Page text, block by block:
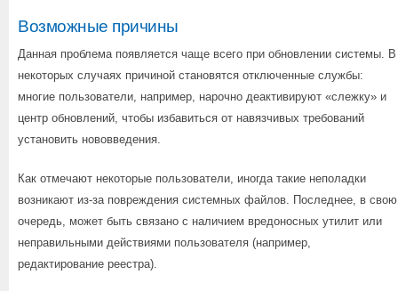
Возможные причины
Данная проблема появляется чаще всего при обновлении системы. В
некоторых случаях причиной становятся отключенные службы:
многие пользователи, например, нарочно деактивируют «слежку» и
центр обновлений, чтобы избавиться от навязчивых требований
установить нововведения.
Как отмечают некоторые пользователи, иногда такие неполадки
возникают из-за повреждения системных файлов. Последнее, в свою
очередь, может быть связано с наличием вредоносных утилит или
неправильными действиями пользователя (например,
редактирование реестра).